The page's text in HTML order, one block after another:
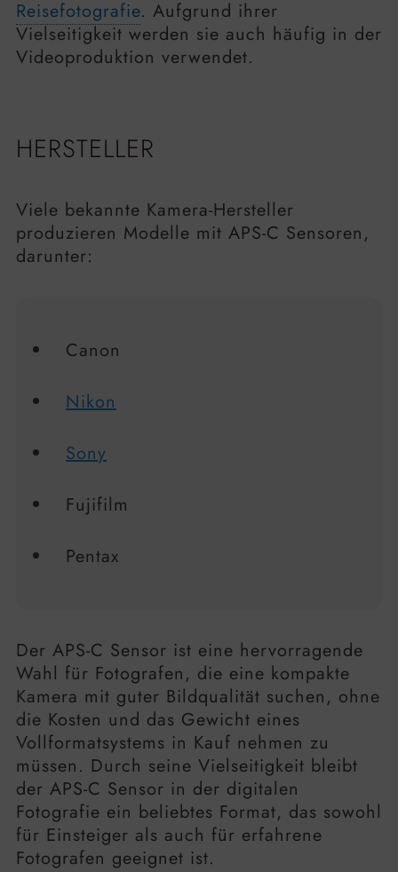
Reisefotografie. Aufgrund ihrer
Vielseitigkeit werden sie auch häufig in der
Videoproduktion verwendet.
HERSTELLER
Viele bekannte Kamera-Hersteller
produzieren Modelle mit APS-C Sensoren,
darunter:
Canon
Nikon
Sony
Fujifilm
Pentax
Der APS-C Sensor ist eine hervorragende
Wahl für Fotografen, die eine kompakte
Kamera mit guter Bildqualität suchen, ohne
die Kosten und das Gewicht eines
Vollformatsystems in Kauf nehmen zu
müssen. Durch seine Vielseitigkeit bleibt
der APS-C Sensor in der digitalen
Fotografie ein beliebtes Format, das sowohl
für Einsteiger als auch für erfahrene
Fotografen geeignet ist.